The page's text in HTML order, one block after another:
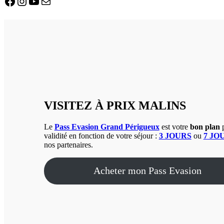
VISITEZ À PRIX MALINS
Le Pass Evasion Grand Périgueuxest votre bon plan
validité en fonction de votre séjour : 3 JOURS ou 7
nos partenaires.
Acheter mon Pass Evasion